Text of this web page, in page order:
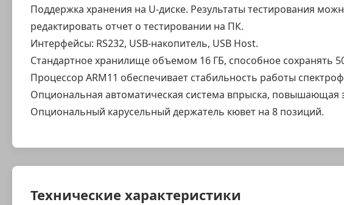
Поддержка хранения на U-диске. Результаты тестирования
редактировать отчет о тестировании на ПК.
Интерфейсы: RS232, USB-накопитель, USB Host.
Стандартное хранилище объемом 16 ГБ, способное сохранять
Процессор ARM11 обеспечивает стабильность работы
Опциональная автоматическая система впрыска, повышающая
Опциональный карусельный держатель кювет на 8 позиций.
Технические характеристики